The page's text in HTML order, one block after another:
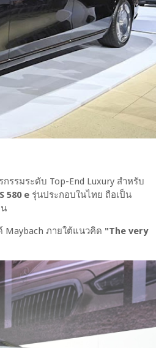
กรรมระดับ Top-End Luxury สำหรับ
580 e รุ่นประกอบในไทย ถือเป็น
ภายใต้แนวคิด "The very